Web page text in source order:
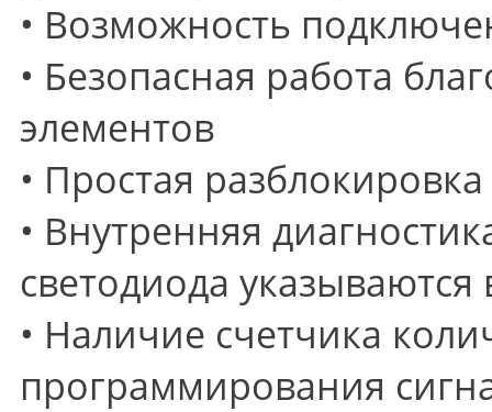
• Возможность
• Безопасная работа
элементов
• Простая
• Внутренняя
светодиода
• Наличие счетчика
программирования